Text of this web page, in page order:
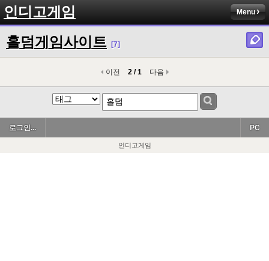
인디고게임 Menu
홀덤게임사이트 [7]
이전 2 / 1 다음
로그인... PC
인디고게임